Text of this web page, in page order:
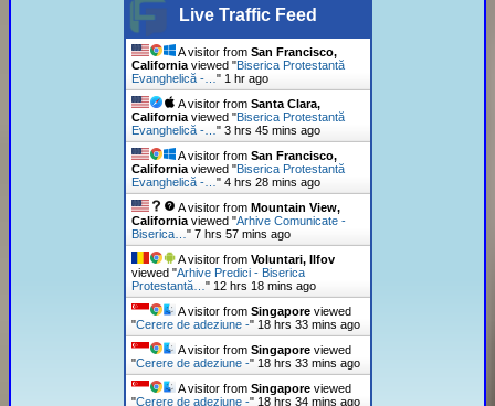
Live Traffic Feed
A visitor from San Francisco,
Californiaviewed "Biserica Protestantă
Evanghelică -… " 1 hr ago
A visitor from Santa Clara,
Californiaviewed "Biserica Protestantă
Evanghelică -… " 3 hrs 45 mins ago
A visitor from San Francisco,
Californiaviewed "Biserica Protestantă
Evanghelică -… " 4 hrs 28 mins ago
A visitor from Mountain View,
Californiaviewed "Arhive Comunicate -
Biserica… " 7 hrs 57 mins ago
A visitor from Voluntari, Ilfov
viewed "Arhive Predici - Biserica
Protestantă… " 12 hrs 18 mins ago
A visitor from Singaporeviewed
"Cerere de adeziune -" 18 hrs 33 mins ago
A visitor from Singaporeviewed
"Cerere de adeziune -" 18 hrs 33 mins ago
A visitor from Singaporeviewed
"Cerere de adeziune -" 18 hrs 34 mins ago